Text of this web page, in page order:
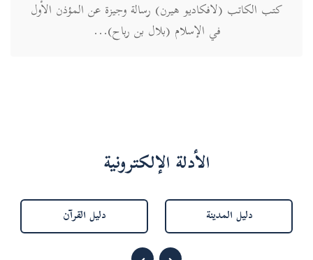
كتب الكاتب (لافكاديو هيرن) رسالة وجيزة عن المؤذن الأول
في الإسلام (بلال بن رباح)...
الأدلة الإلكترونية
دليل المدينة دليل القرآن